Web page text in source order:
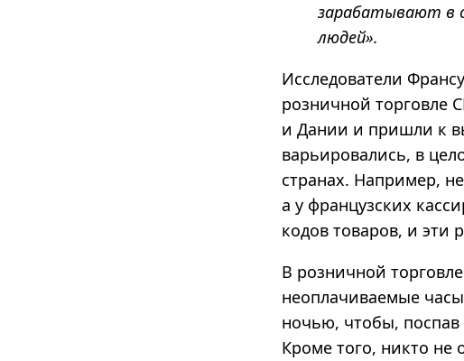
зарабатывают в
людей».
Исследователи
розничной торговле
и Дании и пришли к
варьировались, в
странах. Например,
а у французских
кодов товаров, и эти
В розничной
неоплачиваемые
ночью, чтобы, поспав
Кроме того, никто не